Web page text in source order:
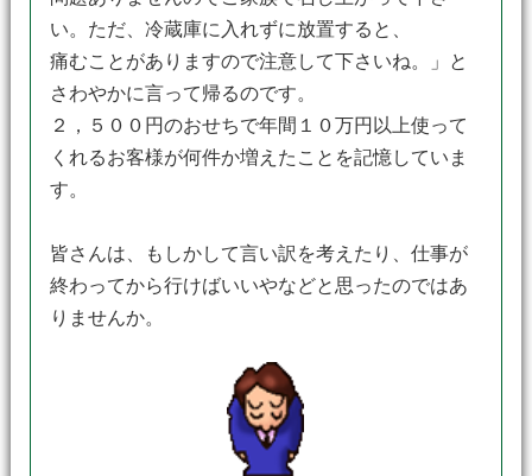
い。ただ、冷蔵庫に入れずに放置すると、
痛むことがありますので注意して下さいね。」と
さわやかに言って帰るのです。
２，５００円のおせちで年間１０万円以上使って
くれるお客様が何件か増えたことを記憶していま
す。
皆さんは、もしかして言い訳を考えたり、仕事が
終わってから行けばいいやなどと思ったのではあ
りませんか。